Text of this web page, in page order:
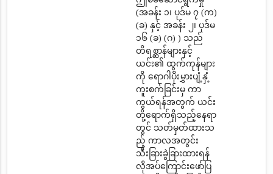
(အခန်း ၁၊ ပုဒ်မ ၇ (က)
(ခ) နှင့် အခန်း ၂၊ ပုဒ်မ
၁၆ (ခ) (ဂ) ) သည်
တိရစ္ဆာန်များနှင့်
ယင်း၏ ထွက်ကုန်များ
ကို ရောဂါပိုးမွှားပျံ့နှံ့
ကူးစက်ခြင်းမှ ကာ
ကွယ်ရန်အတွက် ယင်း
တို့ရောက်ရှိသည့်နေရာ
တွင် သတ်မှတ်ထားသ
ည့် ကာလအတွင်း
သီးခြားခွဲခြားထားရန်
လိုအပ်ကြောင်းဖော်ပြ